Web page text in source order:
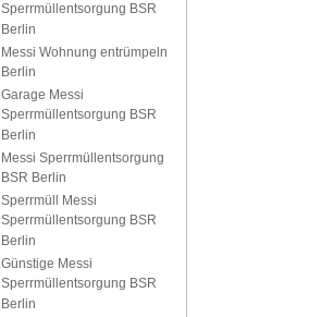
Sperrmüllentsorgung BSR
Berlin
Messi Wohnung entrümpeln
Berlin
Garage Messi
Sperrmüllentsorgung BSR
Berlin
Messi Sperrmüllentsorgung
BSR Berlin
Sperrmüll Messi
Sperrmüllentsorgung BSR
Berlin
Günstige Messi
Sperrmüllentsorgung BSR
Berlin